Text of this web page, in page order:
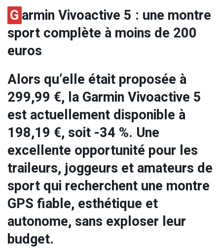
G armin Vivoactive 5 : une montre
sport complète à moins de 200
euros
Alors qu’elle était proposée à
299,99 €, la Garmin Vivoactive 5
est actuellement disponible à
198,19 €, soit -34 %. Une
excellente opportunité pour les
traileurs, joggeurs et amateurs de
sport qui recherchent une montre
GPS fiable, esthétique et
autonome, sans exploser leur
budget.